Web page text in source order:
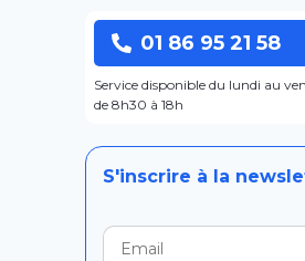
01 86 95 21 58
Service disponible du lundi au
de 8h30 à 18h
S'inscrire à la